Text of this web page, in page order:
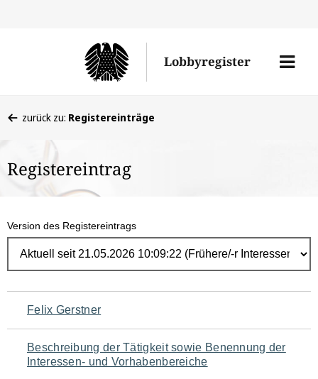
Lobbyregister
Menü
befinden
hier:
zurück zu: Registereinträge
Registereintrag
Version des Registereintrags
Navigation
für
den
Felix Gerstner
Beschreibung der Tätigkeit sowie Benennung der
Interessen- und Vorhabenbereiche